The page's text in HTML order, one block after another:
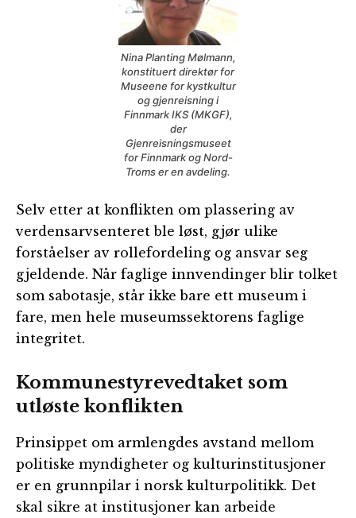
Nina Planting Mølmann,
konstituert direktør for
Museene for kystkultur
og gjenreisning i
Finnmark IKS (MKGF),
der
Gjenreisningsmuseet
for Finnmark og Nord-
Troms er en avdeling.
Selv etter at konflikten om plassering av
verdensarvsenteret ble løst, gjør ulike
forståelser av rollefordeling og ansvar seg
gjeldende. Når faglige innvendinger blir tolket
som sabotasje, står ikke bare ett museum i
fare, men hele museumssektorens faglige
integritet.
Kommunestyrevedtaket som
utløste konflikten
Prinsippet om armlengdes avstand mellom
politiske myndigheter og kulturinstitusjoner
er en grunnpilar i norsk kulturpolitikk. Det
skal sikre at institusjoner kan arbeide